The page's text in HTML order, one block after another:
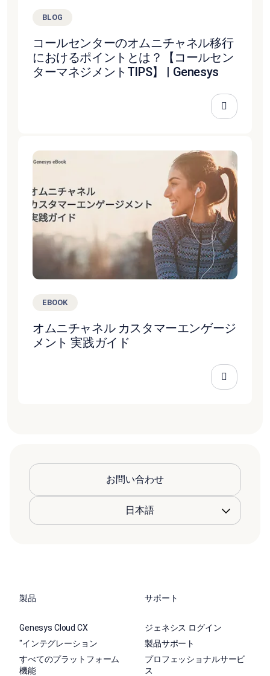
BLOG
コールセンターのオムニチャネル移行
におけるポイントとは？【コールセン
ターマネジメントTIPS】 | Genesys
EBOOK
オムニチャネル カスタマーエンゲージ
メント 実践ガイド
お問い合わせ
製品
Genesys Cloud CX
"インテグレーション
すべてのプラットフォーム
機能
サポート
ジェネシス ログイン
製品サポート
プロフェッショナルサービ
ス